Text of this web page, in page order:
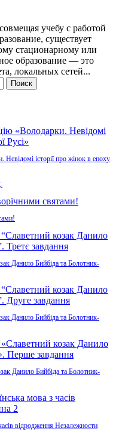
учебу с работой
существует
стационарному или
образование — это
локальных сетей...
історії про жінок в епоху
Данило Бийбіда та Болотник-
Данило Бийбіда та Болотник-
Данило Бийбіда та Болотник-
відродження Незалежности